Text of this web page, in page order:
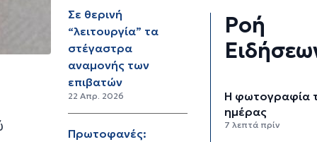
Σε θερινή
“λειτουργία” τα
στέγαστρα
αναμονής των
επιβατών
22 Απρ. 2026
Πρωτοφανές:
Ροή
Η φωτογραφία
ημέρας
7 λεπτά πρίν